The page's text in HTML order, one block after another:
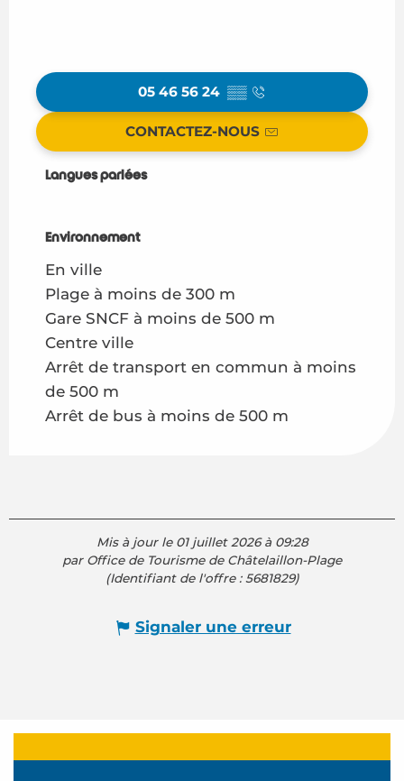
05 46 56 24 ▒▒
CONTACTEZ-NOUS
Langues parlées
Langues parlées
Environnement
Environnement
En ville
Plage à moins de 300 m
Gare SNCF à moins de 500 m
Centre ville
Arrêt de transport en commun à moins
de 500 m
Arrêt de bus à moins de 500 m
Mis à jour le 01 juillet 2026 à 09:28
par Office de Tourisme de Châtelaillon-Plage
(Identifiant de l'offre :5681829)
Signaler une erreur